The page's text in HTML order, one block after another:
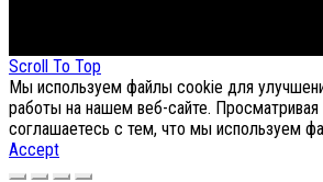
Scroll To Top
Мы используем файлы cookie для
работы на нашем веб-сайте. Просматривая
соглашаетесь с тем, что мы используем
Accept